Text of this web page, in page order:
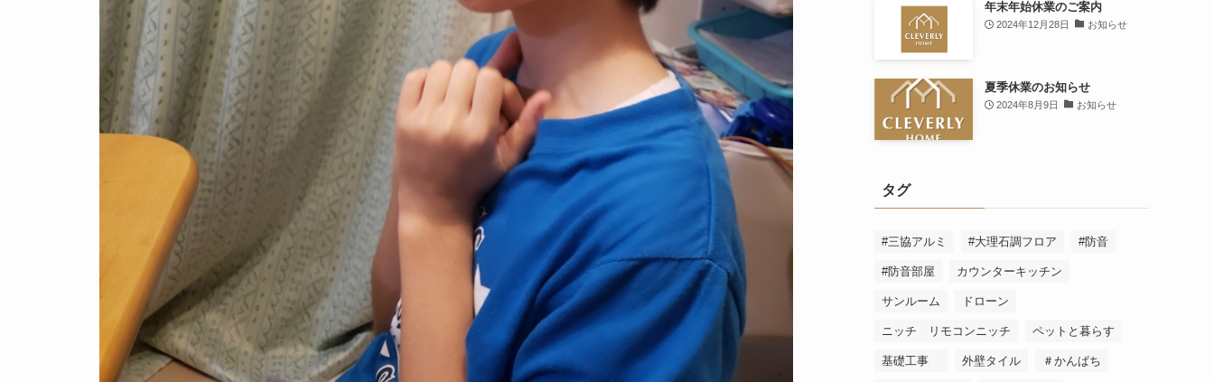
年末年始休業のご案内
2024年12月28日 お知らせ
夏季休業のお知らせ
2024年8月9日 お知らせ
タグ
#三協アルミ #大理石調フロア #防音
#防音部屋 カウンターキッチン
サンルーム ドローン
ニッチ リモコンニッチ ペットと暮らす
基礎工事 外壁タイル ＃かんぱち